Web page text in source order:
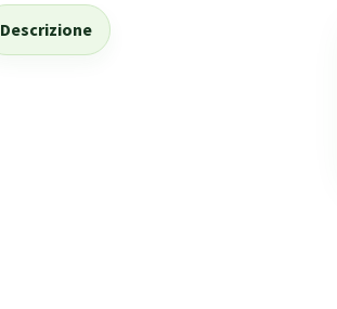
Descrizione